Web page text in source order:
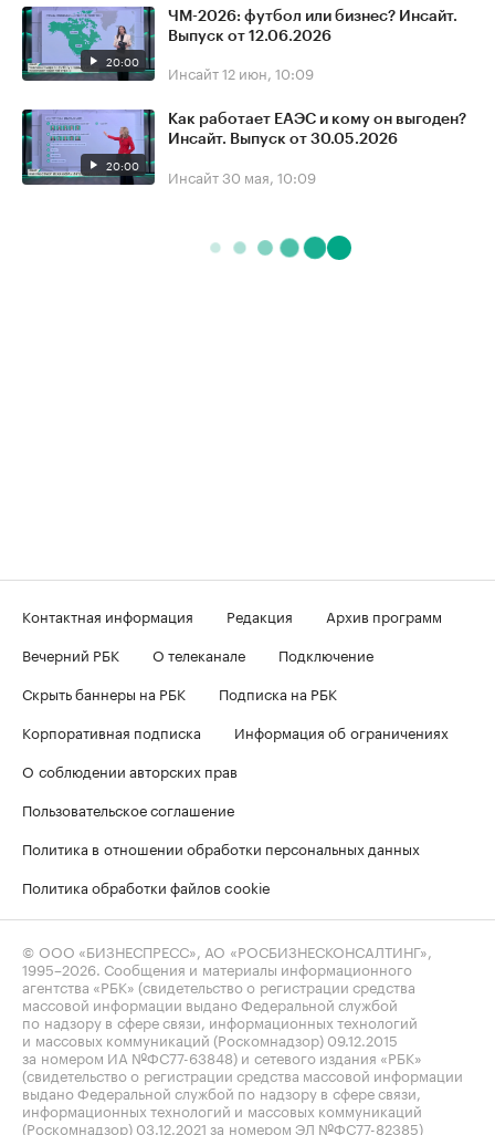
20:00
ЧМ-2026: футбол или бизнес? Инсайт.
Выпуск от 12.06.2026
Инсайт12 июн, 10:09
20:00
Как работает ЕАЭС и кому он выгоден?
Инсайт. Выпуск от 30.05.2026
Инсайт30 мая, 10:09
Контактная информация Редакция
Архив программ
Вечерний РБК
О телеканале
Подключение
Скрыть баннеры на РБК
Подписка на РБК
Корпоративная подписка
Информация об ограничениях
О соблюдении авторских прав
Пользовательское соглашение
Политика в отношении обработки персональных данных
Политика обработки файлов cookie
© ООО «БИЗНЕСПРЕСС», АО «РОСБИЗНЕСКОНСАЛТИНГ»,
1995–2026. Сообщения и материалы информационного
агентства «РБК» (свидетельство о регистрации средства
массовой информации выдано Федеральной службой
по надзору в сфере связи, информационных технологий
и массовых коммуникаций (Роскомнадзор) 09.12.2015
за номером ИА №ФС77-63848) и сетевого издания «РБК»
(свидетельство о регистрации средства массовой информации
выдано Федеральной службой по надзору в сфере связи,
информационных технологий и массовых коммуникаций
(Роскомнадзор) 03.12.2021 за номером ЭЛ №ФС77-82385)